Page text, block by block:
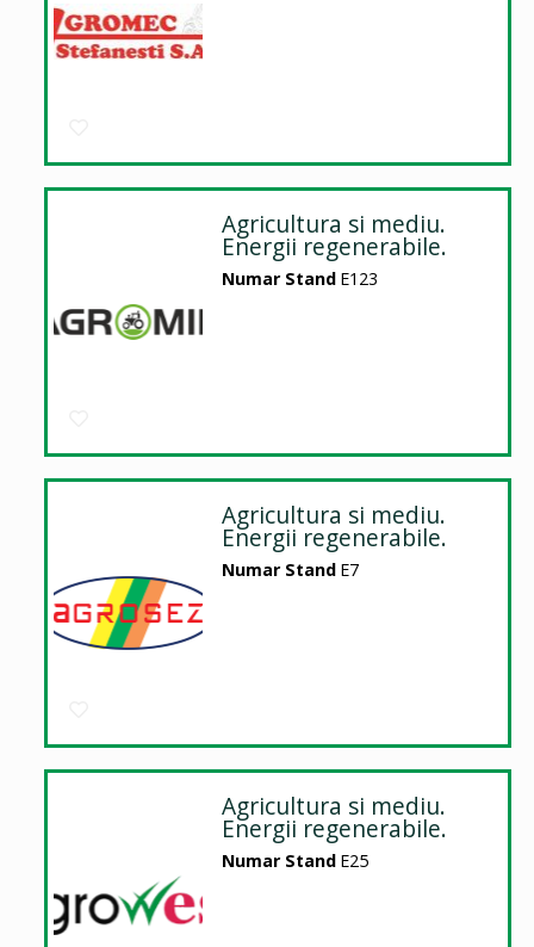
Agricultura si mediu.
Energii regenerabile.
Numar Stand E123
Agricultura si mediu.
Energii regenerabile.
Numar Stand E7
Agricultura si mediu.
Energii regenerabile.
Numar Stand E25